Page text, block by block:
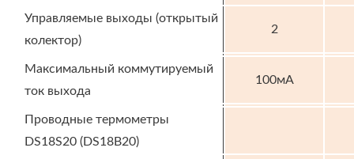
Управляемые выходы (открытый
колектор)
2
Максимальный коммутируемый
ток выхода
100мА
Проводные термометры
DS18S20 (DS18B20)